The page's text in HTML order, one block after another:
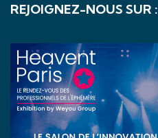
REJOIGNEZ-NOUS SUR :